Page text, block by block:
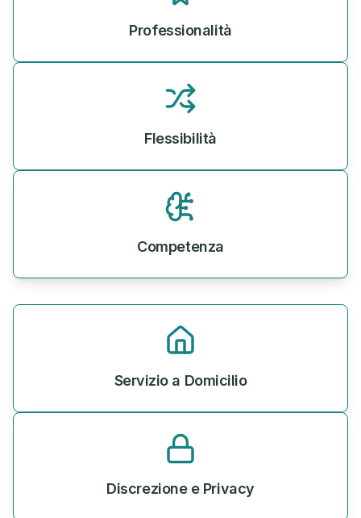
Professionalità
Flessibilità
Competenza
Servizio a Domicilio
Discrezione e Privacy